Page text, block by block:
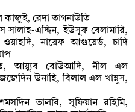
রেদা তাগনাউতি
সালাহ-এদ্দিন, ইউসুফ বেলামারি,
নায়েফ আগুয়ের্ড, চাদি
আয়্যুব বোউআদি, নীল এল
উনাহি, বিলাল এল খান্নুস,
তালবি, সুফিয়ান রহিমি,